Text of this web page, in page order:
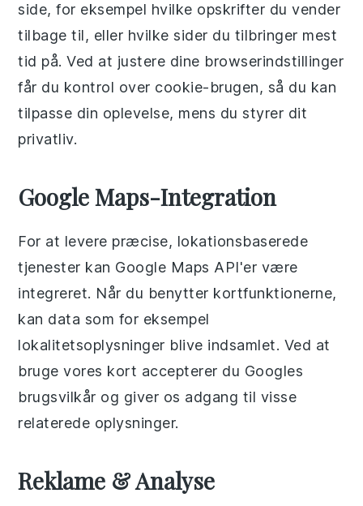
side, for eksempel hvilke opskrifter du vender
tilbage til, eller hvilke sider du tilbringer mest
tid på. Ved at justere dine browserindstillinger
får du kontrol over cookie-brugen, så du kan
tilpasse din oplevelse, mens du styrer dit
privatliv.
Google Maps-Integration
For at levere præcise, lokationsbaserede
tjenester kan Google Maps API'er være
integreret. Når du benytter kortfunktionerne,
kan data som for eksempel
lokalitetsoplysninger blive indsamlet. Ved at
bruge vores kort accepterer du Googles
brugsvilkår og giver os adgang til visse
relaterede oplysninger.
Reklame & Analyse